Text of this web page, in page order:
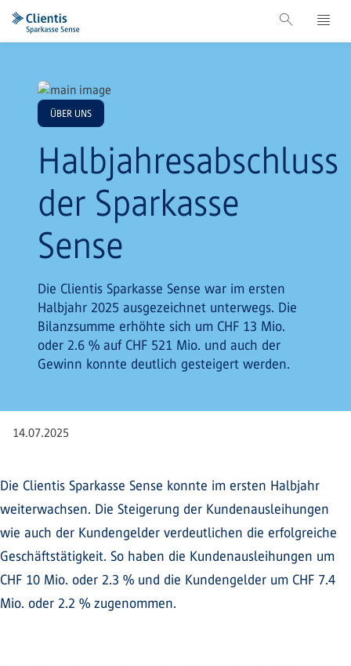
ÜBER UNS
Halbjahresabschluss
der Sparkasse
Sense
Die Clientis Sparkasse Sense war im ersten
Halbjahr 2025 ausgezeichnet unterwegs. Die
Bilanzsumme erhöhte sich um CHF 13 Mio.
oder 2.6 % auf CHF 521 Mio. und auch der
Gewinn konnte deutlich gesteigert werden.
14.07.2025
Die Clientis Sparkasse Sense konnte im ersten Halbjahr
weiterwachsen. Die Steigerung der Kundenausleihungen
wie auch der Kundengelder verdeutlichen die erfolgreiche
Geschäftstätigkeit. So haben die Kundenausleihungen um
CHF 10 Mio. oder 2.3 % und die Kundengelder um CHF 7.4
Mio. oder 2.2 % zugenommen.